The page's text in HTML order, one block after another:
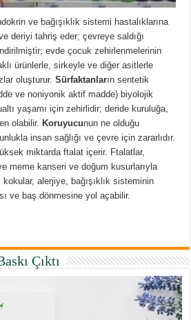
ve bağışıklık sistemi hastalıklarına
deriyi tahriş eder; çevreye saldığı
evde çocuk zehirlenmelerinin
ürünlerle, sirkeyle ve diğer asitlerle
oluşturur.Sürfaktanların sentetik
ve noniyonik aktif madde) biyolojik
yaşamı için zehirlidir; deride kuruluğa,
olabilir.Koruyucunun ne olduğu
insan sağlığı ve çevre için zararlıdır.
miktarda ftalat içerir. Ftalatlar,
meme kanseri ve doğum kusurlarıyla
alerjiye, bağışıklık sisteminin
ve baş dönmesine yol açabilir.
Çıktı